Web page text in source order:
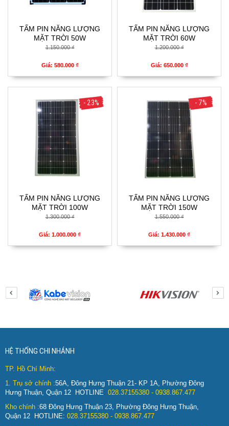
TẤM PIN NĂNG LƯỢNG
MẶT TRỜI 50W
1.150.000 ₫
Giá: 580.000 ₫
TẤM PIN NĂNG LƯỢNG
MẶT TRỜI 60W
1.200.000 ₫
Giá: 650.000 ₫
- 23%
TẤM PIN NĂNG LƯỢNG
MẶT TRỜI 100W
1.300.000 ₫
Giá: 1.000.000 ₫
- 7%
TẤM PIN NĂNG LƯỢNG
MẶT TRỜI 150W
1.550.000 ₫
Giá: 1.430.000 ₫
HỆ THỐNG CHI NHÁNH
TP. Hồ Chí Minh:
1. Trụ sở chính :56A, Đông Hưng Thuận 21- KP 1A, Phường Đông
Hưng Thuận, Quận 12 HOTLINE: 028.37155380 - 0938.867.477
Kho chính :68 Đông Hưng Thuận 23, Phường Đông Hưng Thuận,
Quận 12 HOTLINE: 028.37155380 - 0938.867.477